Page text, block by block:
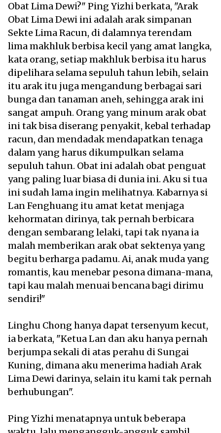
Obat Lima Dewi?" Ping Yizhi berkata, "Arak
Obat Lima Dewi ini adalah arak simpanan
Sekte Lima Racun, di dalamnya terendam
lima makhluk berbisa kecil yang amat langka,
kata orang, setiap makhluk berbisa itu harus
dipelihara selama sepuluh tahun lebih, selain
itu arak itu juga mengandung berbagai sari
bunga dan tanaman aneh, sehingga arak ini
sangat ampuh. Orang yang minum arak obat
ini tak bisa diserang penyakit, kebal terhadap
racun, dan mendadak mendapatkan tenaga
dalam yang harus dikumpulkan selama
sepuluh tahun. Obat ini adalah obat penguat
yang paling luar biasa di dunia ini. Aku si tua
ini sudah lama ingin melihatnya. Kabarnya si
Lan Fenghuang itu amat ketat menjaga
kehormatan dirinya, tak pernah berbicara
dengan sembarang lelaki, tapi tak nyana ia
malah memberikan arak obat sektenya yang
begitu berharga padamu. Ai, anak muda yang
romantis, kau menebar pesona dimana-mana,
tapi kau malah menuai bencana bagi dirimu
sendiri!"
Linghu Chong hanya dapat tersenyum kecut,
ia berkata, "Ketua Lan dan aku hanya pernah
berjumpa sekali di atas perahu di Sungai
Kuning, dimana aku menerima hadiah Arak
Lima Dewi darinya, selain itu kami tak pernah
berhubungan".
Ping Yizhi menatapnya untuk beberapa